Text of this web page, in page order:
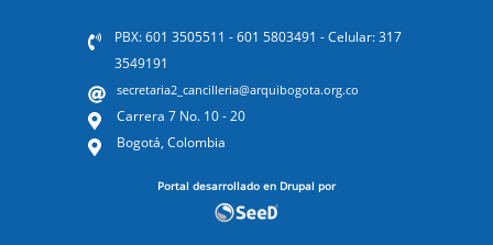
PBX: 601 3505511 - 601 5803491 - Celular: 317
3549191
secretaria2_cancilleria@arquibogota.org.co
Carrera 7 No. 10 - 20
Bogotá, Colombia
Portal desarrollado en Drupal por